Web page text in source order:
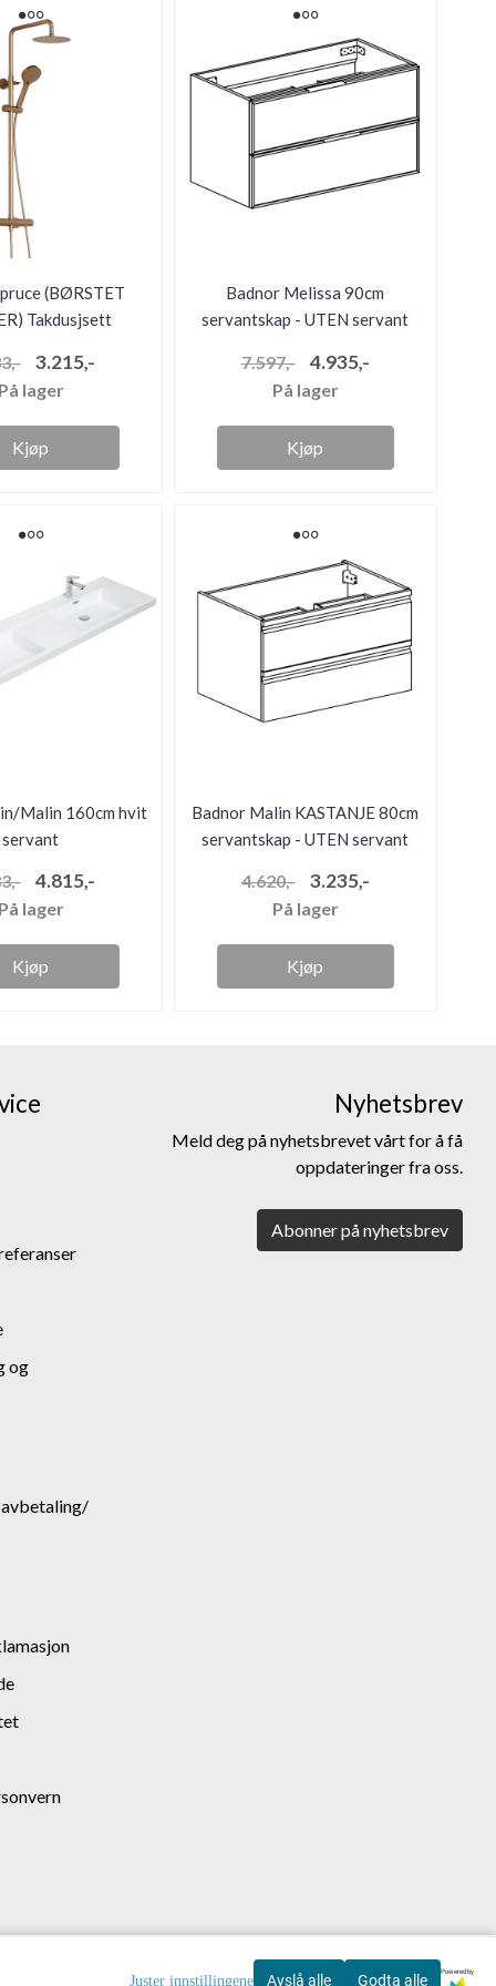
(BØRSTET
Takdusjsett
3.215,-
lager
Kjøp
Badnor Melissa 90cm
servantskap - UTEN servant
7.597,- 4.935,-
På lager
Kjøp
Malin 160cm hvit
servant
4.815,-
lager
Kjøp
Badnor Malin KASTANJE 80cm
servantskap - UTEN servant
4.620,- 3.235,-
På lager
Kjøp
Avslå alle Godta alle
Powered by
Juster innstillingene
og
Nyhetsbrev
Meld deg på nyhetsbrevet vårt for å få
oppdateringer fra oss.
Abonner på nyhetsbrev